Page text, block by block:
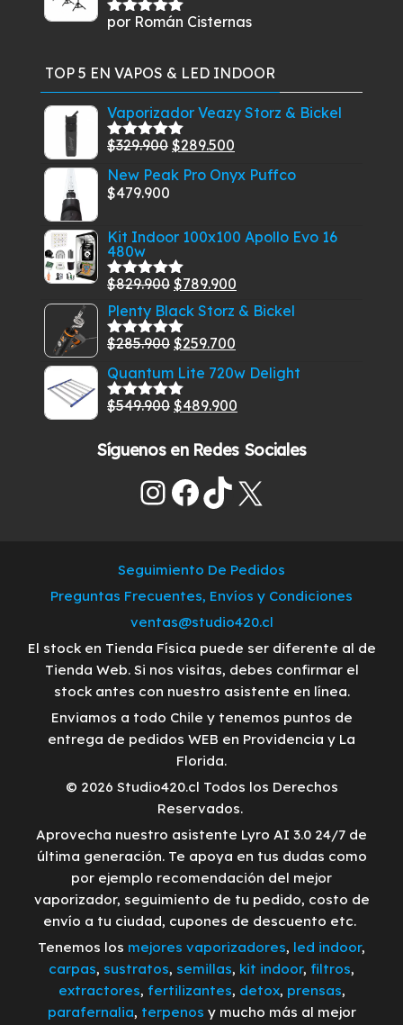
Valorado
por Román Cisternas
TOP 5 EN VAPOS & LED INDOOR
Vaporizador Veazy Storz & Bickel
Valorado
5
$329.900 El
precio
$329.900.
$289.500
precio
$289.500.
New Peak Pro Onyx Puffco
$479.900
Kit Indoor 100x100 Apollo Evo 16
480w
Valorado
con
5.00de
5
$829.900 El
precio
original
era:
$829.900.
$789.900
precio
$789.900.
Plenty Black Storz & Bickel
Valorado
5
$285.900 El
precio
original
era:
$259.700
precio
es:
Quantum Lite 720w Delight
Valorado
5
$549.900 El
original
$549.900.
$489.900
actual
$489.900.
Síguenos en Redes Sociales
Instagram
Facebook
TikTok
X
Seguimiento De Pedidos
Preguntas Frecuentes, Envíos y Condiciones
ventas@studio420.cl
El stock en Tienda Física puede ser diferente al de
Tienda Web. Si nos visitas, debes confirmar el
stock antes con nuestro asistente en línea.
Enviamos a todo Chile y tenemos puntos de
entrega de pedidos WEB en Providencia y La
Florida.
© 2026 Studio420.cl Todos los Derechos
Reservados.
Aprovecha nuestro asistente Lyro AI 3.0 24/7 de
última generación. Te apoya en tus dudas como
por ejemplo recomendación del mejor
vaporizador, seguimiento de tu pedido, costo de
envío a tu ciudad, cupones de descuento etc.
Tenemos los mejores vaporizadores, led indoor,
carpas, sustratos, semillas, kit indoor, filtros,
extractores, fertilizantes, detox, prensas,
parafernalia, terpenos y mucho más al mejor